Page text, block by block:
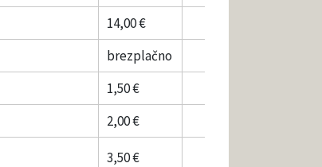
14,00 €
brezplačno
1,50 €
2,00 €
3,50 €